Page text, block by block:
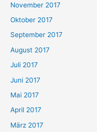
November 2017
Oktober 2017
September 2017
August 2017
Juli 2017
Juni 2017
Mai 2017
April 2017
März 2017